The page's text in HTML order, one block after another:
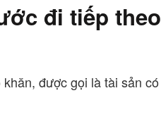
đi tiếp theo
được gọi là tài sản có